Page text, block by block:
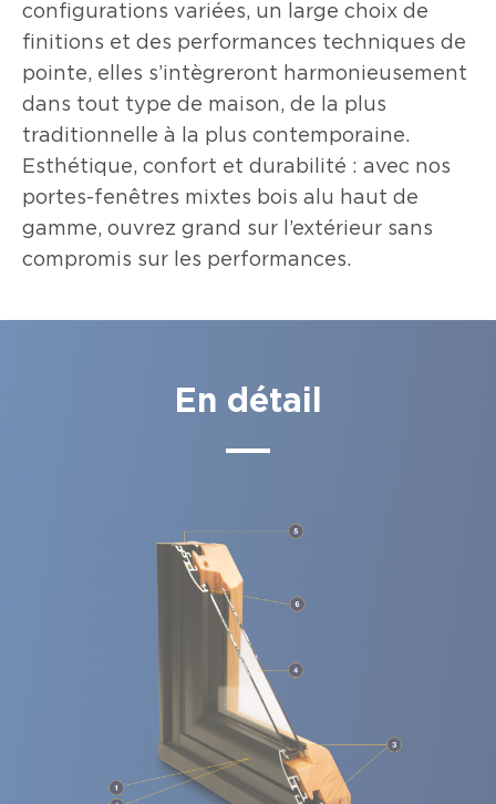
configurations variées, un large choix de
finitions et des performances techniques de
pointe, elles s’intègreront harmonieusement
dans tout type de maison, de la plus
traditionnelle à la plus contemporaine.
Esthétique, confort et durabilité : avec nos
portes-fenêtres mixtes bois alu haut de
gamme, ouvrez grand sur l’extérieur sans
compromis sur les performances.
En détail